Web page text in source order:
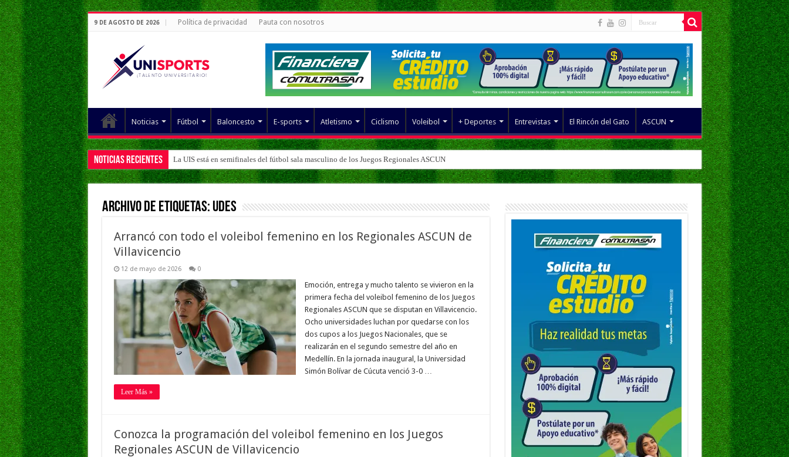
9 DE AGOSTO DE 2026 Política de privacidad Pauta con nosotros
Noticias Fútbol Baloncesto E-sports Atletismo Ciclismo Voleibol + Deportes Entrevistas El Rincón del Gato ASCUN
Noticias Recientes La UIS está en semifinales del fútbol sala masculino de los Juegos Regionales ASCUN
Archivo de Etiquetas: UDES
Arrancó con todo el voleibol femenino en los Regionales ASCUN de
Villavicencio
12 de mayo de 2026 0
Emoción, entrega y mucho talento se vivieron en la
primera fecha del voleibol femenino de los Juegos
Regionales ASCUN que se disputan en Villavicencio.
Ocho universidades luchan por quedarse con los
dos cupos a los Juegos Nacionales, que se
realizarán en el segundo semestre del año en
Medellín. En la jornada inaugural, la Universidad
Simón Bolívar de Cúcuta venció 3-0 …
Leer Más »
Conozca la programación del voleibol femenino en los Juegos
Regionales ASCUN de Villavicencio